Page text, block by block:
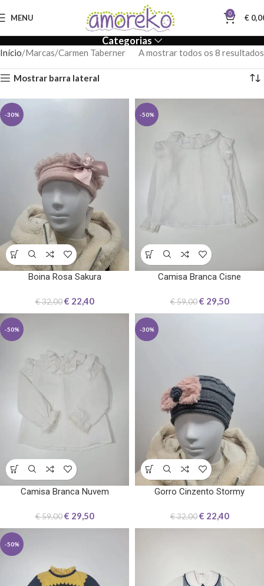
MENU 0 €
Categorias
Início Marcas Carmen Taberner A mostrar todos os 8 resultados
Mostrar barra lateral
-30%
Boina Rosa Sakura
€32,00 € 22,40
-50%
Camisa Branca Cisne
€59,00 € 29,50
-50%
Camisa Branca Nuvem
€59,00 € 29,50
-30%
Gorro Cinzento Stormy
€32,00 € 22,40
-50%